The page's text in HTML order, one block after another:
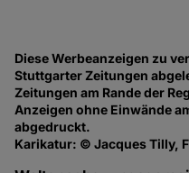
Diese Werbeanzeigen zu
Stuttgarter Zeitungen
Zeitungen am Rande der
Anzeigen ohne Einwände
abgedruckt.
Karikatur: © Jacques Tilly,